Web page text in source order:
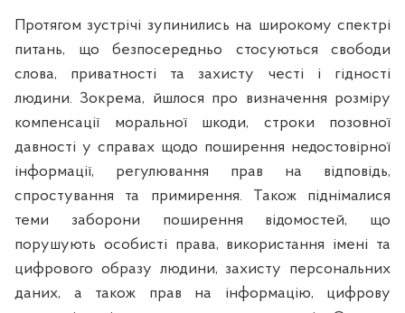
Протягом зустрічі зупинились на широкому спектрі
питань, що безпосередньо стосуються свободи
слова, приватності та захисту честі і гідності
людини. Зокрема, йшлося про визначення розміру
компенсації моральної шкоди, строки позовної
давності у справах щодо поширення недостовірної
інформації, регулювання прав на відповідь,
спростування та примирення. Також піднімалися
теми заборони поширення відомостей, що
порушують особисті права, використання імені та
цифрового образу людини, захисту персональних
даних, а також прав на інформацію, цифрову